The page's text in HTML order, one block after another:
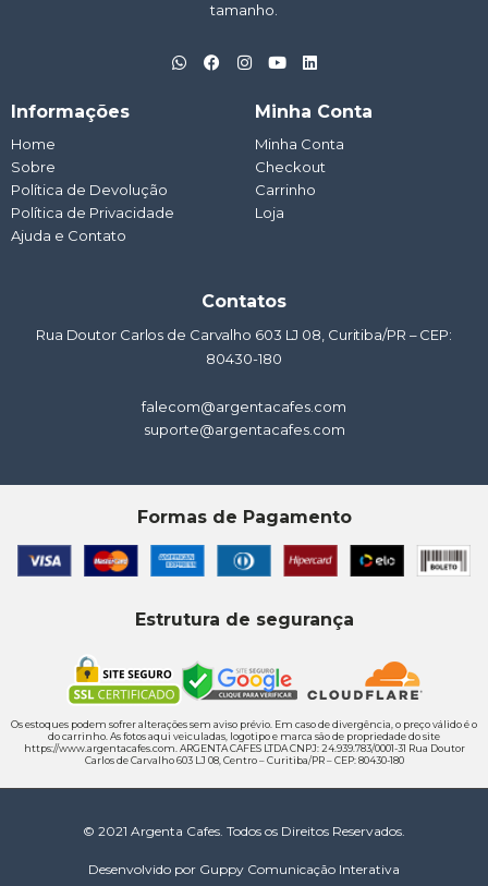
tamanho.
W
h
F
a
I
n
m
Y
o
t
u
b
e
L
i
k
e
d
i
n
Informações
Home
Sobre
Política de Devolução
Política de Privacidade
Ajuda e Contato
Minha Conta
Minha Conta
Checkout
Carrinho
Loja
Contatos
Rua Doutor Carlos de Carvalho 603 LJ 08, Curitiba/PR – CEP:
80430-180
falecom@argentacafes.com
suporte@argentacafes.com
Formas de Pagamento
Estrutura de segurança
Os estoques podem sofrer alterações sem aviso prévio. Em caso de divergência, o preço válido é o
do carrinho. As fotos aqui veiculadas, logotipo e marca são de propriedade do site
https://www.argentacafes.com. ARGENTA CAFES LTDA CNPJ: 24.939.783/0001-31 Rua Doutor
Carlos de Carvalho 603 LJ 08, Centro – Curitiba/PR – CEP: 80430-180
© 2021 Argenta Cafes. Todos os Direitos Reservados.
Desenvolvido por Guppy Comunicação Interativa